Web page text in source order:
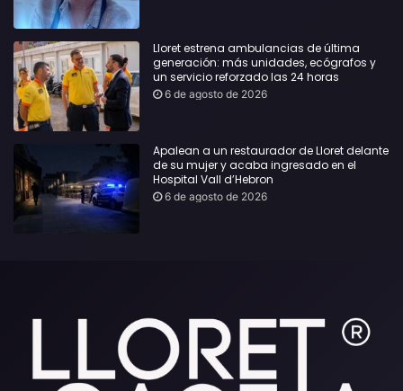
Lloret estrena ambulancias de última
generación: más unidades, ecógrafos y
un servicio reforzado las 24 horas
6 de agosto de 2026
Apalean a un restaurador de Lloret delante
de su mujer y acaba ingresado en el
Hospital Vall d’Hebron
6 de agosto de 2026